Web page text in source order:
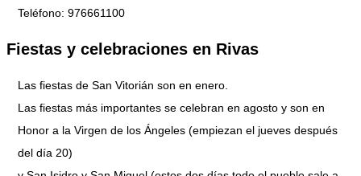
Teléfono: 976661100
Fiestas y celebraciones en Rivas
Las fiestas de San Vitorián son en enero.
Las fiestas más importantes se celebran en agosto y son en
Honor a la Virgen de los Ángeles (empiezan el jueves después
del día 20)